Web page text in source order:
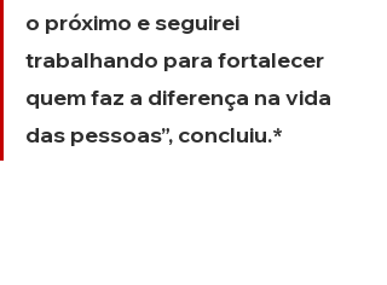
o próximo e seguirei
trabalhando para fortalecer
quem faz a diferença na vida
das pessoas”, concluiu.*